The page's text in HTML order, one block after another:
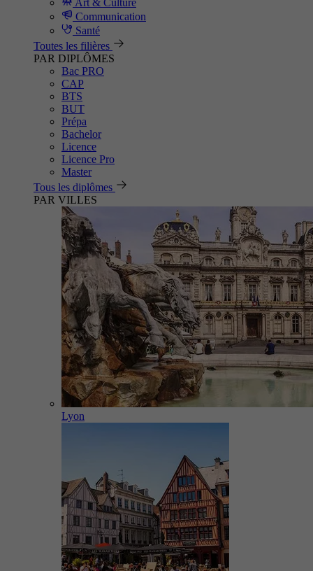
Art & Culture
Communication
Santé
Toutes les filières
PAR DIPLÔMES
Bac PRO
CAP
BTS
BUT
Prépa
Bachelor
Licence
Licence Pro
Master
Tous les diplômes
PAR VILLES
Lyon